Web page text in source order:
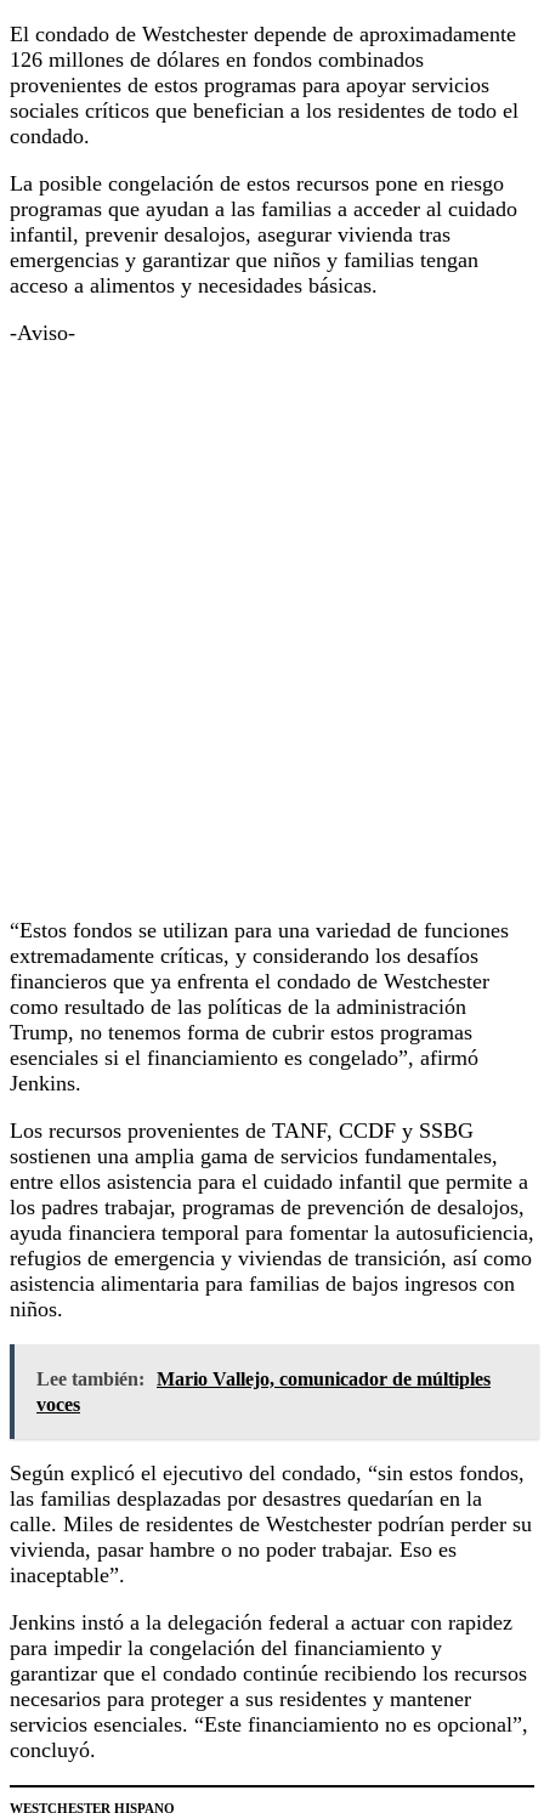
El condado de Westchester depende de aproximadamente
126 millones de dólares en fondos combinados
provenientes de estos programas para apoyar servicios
sociales críticos que benefician a los residentes de todo el
condado.
La posible congelación de estos recursos pone en riesgo
programas que ayudan a las familias a acceder al cuidado
infantil, prevenir desalojos, asegurar vivienda tras
emergencias y garantizar que niños y familias tengan
acceso a alimentos y necesidades básicas.
-Aviso-
“Estos fondos se utilizan para una variedad de funciones
extremadamente críticas, y considerando los desafíos
financieros que ya enfrenta el condado de Westchester
como resultado de las políticas de la administración
Trump, no tenemos forma de cubrir estos programas
esenciales si el financiamiento es congelado”, afirmó
Jenkins.
Los recursos provenientes de TANF, CCDF y SSBG
sostienen una amplia gama de servicios fundamentales,
entre ellos asistencia para el cuidado infantil que permite a
los padres trabajar, programas de prevención de desalojos,
ayuda financiera temporal para fomentar la autosuficiencia,
refugios de emergencia y viviendas de transición, así como
asistencia alimentaria para familias de bajos ingresos con
niños.
Lee también:
Mario Vallejo, comunicador de múltiples
voces
Según explicó el ejecutivo del condado, “sin estos fondos,
las familias desplazadas por desastres quedarían en la
calle. Miles de residentes de Westchester podrían perder su
vivienda, pasar hambre o no poder trabajar. Eso es
inaceptable”.
Jenkins instó a la delegación federal a actuar con rapidez
para impedir la congelación del financiamiento y
garantizar que el condado continúe recibiendo los recursos
necesarios para proteger a sus residentes y mantener
servicios esenciales. “Este financiamiento no es opcional”,
concluyó.
WESTCHESTER HISPANO